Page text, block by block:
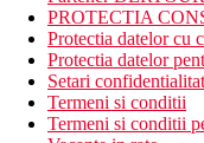
sauna
fitness
aerobic,
teren de tenis
animatie
Activitati contra cost
PROTECTIA
Protectia datelor cu
Protectia datelor
Setari
Termeni si conditii
Termeni si conditii